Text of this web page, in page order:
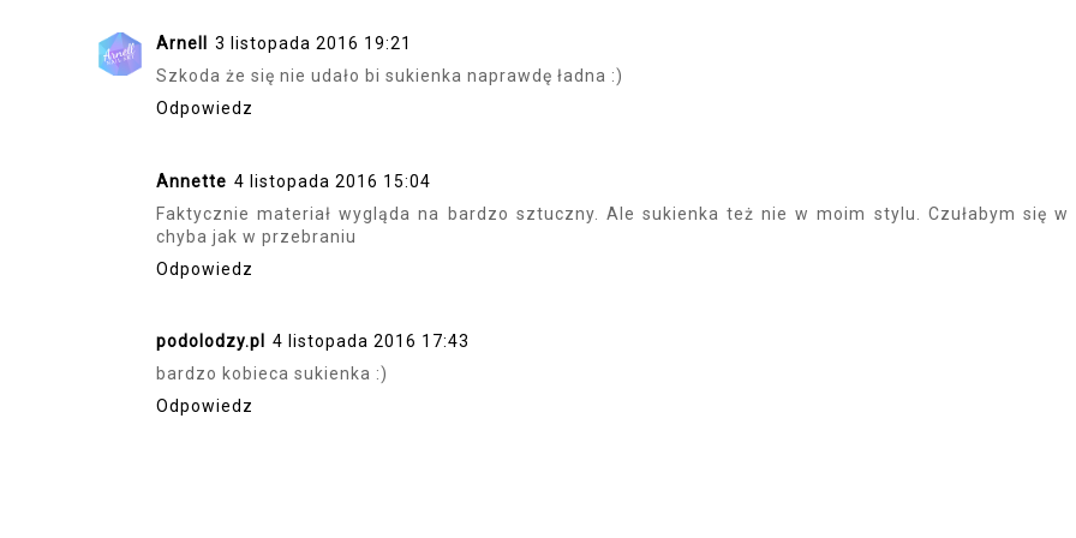
Arnell
3 listopada 2016 19:21
Szkoda że się nie udało bi sukienka naprawdę ładna :)
Odpowiedz
Annette 4 listopada 2016 15:04
Faktycznie materiał wygląda na bardzo sztuczny. Ale sukienka też nie w moim stylu. Czułabym się w
chyba jak w przebraniu
Odpowiedz
podolodzy.pl
4 listopada 2016 17:43
bardzo kobieca sukienka :)
Odpowiedz